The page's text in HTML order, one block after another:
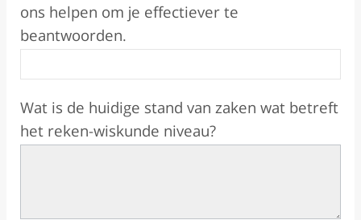
ons helpen om je effectiever te
beantwoorden.
Wat is de huidige stand van zaken wat betreft
het reken-wiskunde niveau?